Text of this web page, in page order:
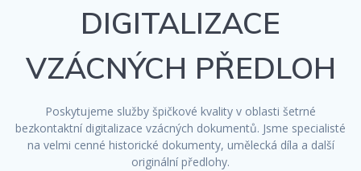
DIGITALIZACE
VZÁCNÝCH PŘEDLOH
Poskytujeme služby špičkové kvality v oblasti šetrné
bezkontaktní digitalizace vzácných dokumentů. Jsme specialisté
na velmi cenné historické dokumenty, umělecká díla a další
originální předlohy.